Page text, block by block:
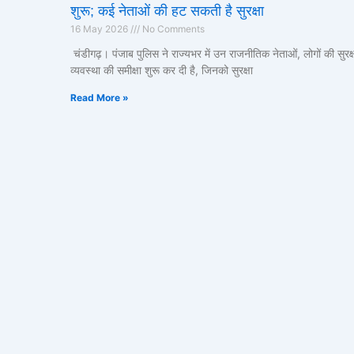
शुरू; कई नेताओं की हट सकती है सुरक्षा
16 May 2026 No Comments
चंडीगढ़। पंजाब पुलिस ने राज्यभर में उन राजनीतिक नेताओं, लोगों की
व्यवस्था की समीक्षा शुरू कर दी है, जिनको सुरक्षा
Read More »